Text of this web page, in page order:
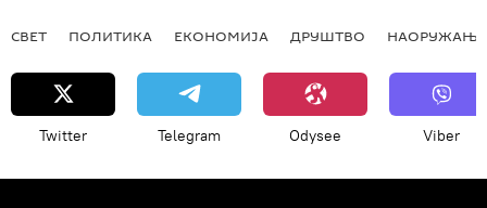
СВЕТ ПОЛИТИКА ЕКОНОМИЈА ДРУШТВО НАОРУЖАЊЕ
Twitter Telegram Odysee Viber